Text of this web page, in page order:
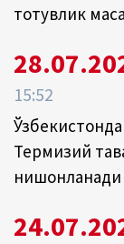
тотувлик
15:52
Термизий
нишонланади